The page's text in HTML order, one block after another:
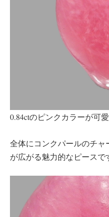
0.84ctのピンクカラーが可
全体にコンクパールのチ
が広がる魅力的なピースで